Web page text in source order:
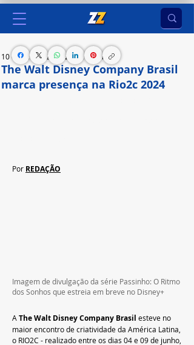
The Walt Disney Company Brasil
marca presença na Rio2c 2024
10 de jun. de 2024 2 min de leitura
Por REDAÇÃO
Imagem de divulgação da série Passinho: O Ritmo
dos Sonhos que estreia em breve no Disney+
A The Walt Disney Company Brasil esteve no
maior encontro de criatividade da América Latina,
o RIO2C - realizado entre os dias 04 e 09 de junho,